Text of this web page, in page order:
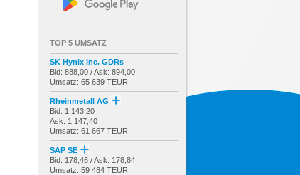
TOP 5 UMSATZ
SK Hynix Inc. GDRs
Bid: 888,00 / Ask: 894,00
Umsatz: 65 639 TEUR
Rheinmetall AG
Bid: 1 143,20
Ask: 1 147,40
Umsatz: 61 667 TEUR
SAP SE
Bid: 178,46 / Ask: 178,84
Umsatz: 59 484 TEUR